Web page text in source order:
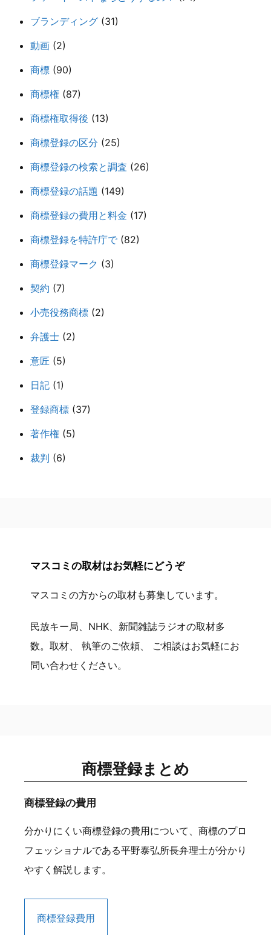
ブランディング (31)
動画 (2)
商標 (90)
商標権 (87)
商標権取得後 (13)
商標登録の区分 (25)
商標登録の検索と調査 (26)
商標登録の話題 (149)
商標登録の費用と料金 (17)
商標登録を特許庁で (82)
商標登録マーク (3)
契約 (7)
小売役務商標 (2)
弁護士 (2)
意匠 (5)
日記 (1)
登録商標 (37)
著作権 (5)
裁判 (6)
マスコミの取材はお気軽にどうぞ
マスコミの方からの取材も募集しています。
民放キー局、NHK、新聞雑誌ラジオの取材多
数。取材、 執筆のご依頼、 ご相談はお気軽にお
問い合わせください。
商標登録まとめ
商標登録の費用
分かりにくい商標登録の費用について、商標のプロ
フェッショナルである平野泰弘所長弁理士が分かり
やすく解説します。
商標登録費用